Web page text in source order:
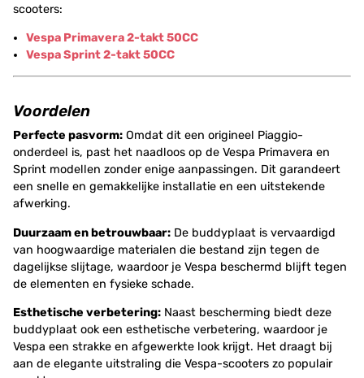
scooters:
Vespa Primavera 2-takt 50CC
Vespa Sprint 2-takt 50CC
Voordelen
Perfecte pasvorm: Omdat dit een origineel Piaggio-
onderdeel is, past het naadloos op de Vespa Primavera en
Sprint modellen zonder enige aanpassingen. Dit garandeert
een snelle en gemakkelijke installatie en een uitstekende
afwerking.
Duurzaam en betrouwbaar: De buddyplaat is vervaardigd
van hoogwaardige materialen die bestand zijn tegen de
dagelijkse slijtage, waardoor je Vespa beschermd blijft tegen
de elementen en fysieke schade.
Esthetische verbetering: Naast bescherming biedt deze
buddyplaat ook een esthetische verbetering, waardoor je
Vespa een strakke en afgewerkte look krijgt. Het draagt bij
aan de elegante uitstraling die Vespa-scooters zo populair